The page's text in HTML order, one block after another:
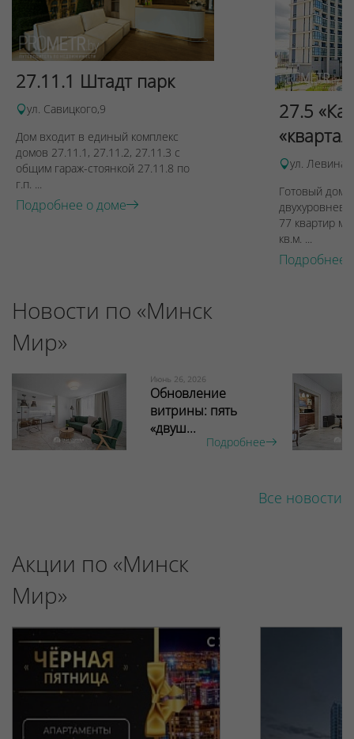
27.11.1 Штадт парк
ул. Савицкого,9
Дом входит в единый комплекс
домов 27.11.1, 27.11.2, 27.11.3 с
общим гараж-стоянкой 27.11.8 по
г.п. ...
Подробнее о доме
27.5
ул. Левина,
Готовый дом
77 квартир
кв.м. ...
Подробнее
Новости по «Минск
Мир»
Июнь 26, 2026
Обновление
витрины: пять
«двуш...
Подробнее
Все новости
Акции по «Минск
Мир»